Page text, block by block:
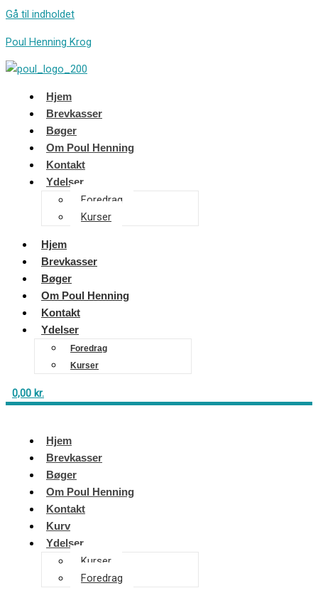
Gå til indholdet
Poul Henning Krog
Hjem
Brevkasser
Bøger
Om Poul Henning
Kontakt
Ydelser
Foredrag
Kurser
Hjem
Brevkasser
Bøger
Om Poul Henning
Kontakt
Ydelser
Foredrag
Kurser
0,00 kr.
Hjem
Brevkasser
Bøger
Om Poul Henning
Kontakt
Kurv
Ydelser
Kurser
Foredrag